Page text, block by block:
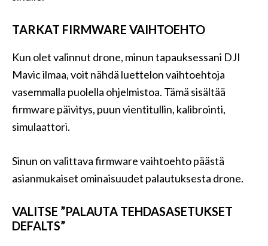
TARKAT FIRMWARE VAIHTOEHTO
Kun olet valinnut drone, minun tapauksessani DJI
Mavic ilmaa, voit nähdä luettelon vaihtoehtoja
vasemmalla puolella ohjelmistoa. Tämä sisältää
firmware päivitys, puun vientitullin, kalibrointi,
simulaattori.
Sinun on valittava firmware vaihtoehto päästä
asianmukaiset ominaisuudet palautuksesta drone.
VALITSE ”PALAUTA TEHDASASETUKSET
DEFALTS”